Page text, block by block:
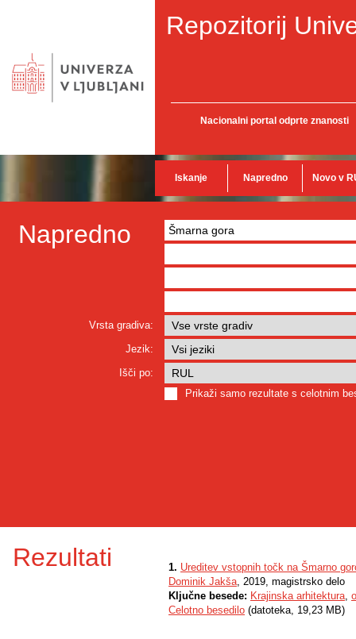
Repozitorij
Nacionalni portal odprte znanosti
Iskanje Napredno Novo v
Napredno
Vrsta gradiva:
Jezik:
Išči po:
Prikaži samo rezultate s celotnim
Rezultati 1. Ureditev vstopnih točk na Šmarno
Dominik Jakša, 2019, magistrsko delo
Ključne besede: Krajinska arhitektura,
Celotno besedilo (datoteka, 19,23 MB)